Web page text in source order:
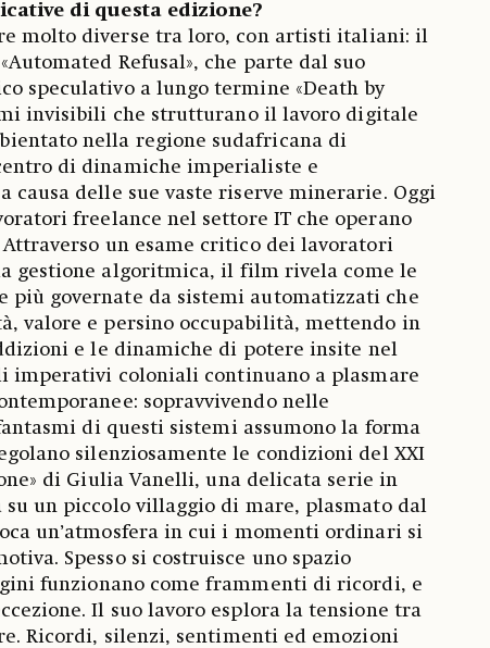
di questa edizione?
molto diverse tra loro, con artisti italiani: il
Refusal», che parte dal suo
speculativo a lungo termine «Death by
invisibili che strutturano il lavoro digitale
nella regione sudafricana di
di dinamiche imperialiste e
causa delle sue vaste riserve minerarie. Oggi
freelance nel settore IT che operano
un esame critico dei lavoratori
gestione algoritmica, il film rivela come le
più governate da sistemi automatizzati che
valore e persino occupabilità, mettendo in
e le dinamiche di potere insite nel
imperativi coloniali continuano a plasmare
sopravvivendo nelle
di questi sistemi assumono la forma
silenziosamente le condizioni del XXI
di Giulia Vanelli, una delicata serie in
un piccolo villaggio di mare, plasmato dal
un’atmosfera in cui i momenti ordinari si
Spesso si costruisce uno spazio
funzionano come frammenti di ricordi, e
Il suo lavoro esplora la tensione tra
Ricordi, silenzi, sentimenti ed emozioni